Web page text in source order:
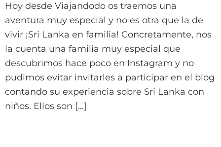
Hoy desde Viajandodo os traemos una
aventura muy especial y no es otra que la de
vivir ¡Sri Lanka en familia! Concretamente, nos
la cuenta una familia muy especial que
descubrimos hace poco en Instagram y no
pudimos evitar invitarles a participar en el blog
contando su experiencia sobre Sri Lanka con
niños. Ellos son […]